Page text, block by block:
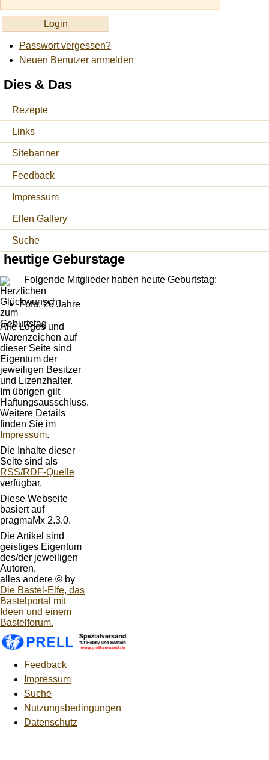
Passwort vergessen?
Neuen Benutzer anmelden
Dies & Das
Rezepte
Links
Sitebanner
Feedback
Impressum
Elfen Gallery
Suche
heutige Geburstage
Folgende Mitglieder haben heute Geburtstag:
Fofu: 26 Jahre
Alle Logos und
Warenzeichen auf
dieser Seite sind
Eigentum der
jeweiligen Besitzer
und Lizenzhalter.
Im übrigen gilt
Haftungsausschluss.
Weitere Details
finden Sie im
Impressum.
Die Inhalte dieser
Seite sind als
RSS/RDF-Quelle
verfügbar.
Diese Webseite
basiert auf
pragmaMx 2.3.0.
Die Artikel sind
geistiges Eigentum
des/der jeweiligen
Autoren,
alles andere © by
Die Bastel-Elfe, das
Bastelportal mit
Ideen und einem
Bastelforum.
Feedback
Impressum
Suche
Nutzungsbedingungen
Datenschutz